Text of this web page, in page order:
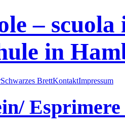
–
in
Schwarzes BrettKontaktImpressum